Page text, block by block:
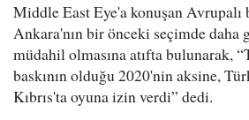
Middle East Eye'a konuşan
Ankara'nın bir önceki seçimde daha
müdahil olmasına atıfta bulunarak,
baskının olduğu 2020'nin aksine,
Kıbrıs'ta oyuna izin verdi” dedi.